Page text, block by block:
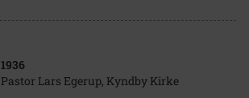
1936
Pastor Lars Egerup, Kyndby Kirke